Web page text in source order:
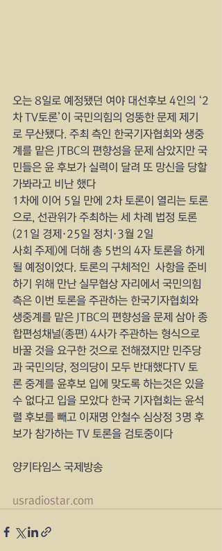
오는 8일로 예정됐던 여야 대선후보 4인의 ‘2
차 TV토론’이 국민의힘의 엉뚱한 문제 제기
로 무산됐다. 주최 측인 한국기자협회와 생중
계를 맡은 JTBC의 편향성을 문제 삼았지만 국
민들은 윤 후보가 실력이 달려 또 망신을 당할
가봐라고 비난 했다
1차에 이어 5일 만에 2차 토론이 열리는 토론
으로, 선관위가 주최하는 세 차례 법정 토론
(21일 경제·25일 정치·3월 2일
사회 주제)에 더해 총 5번의 4자 토론을 하게
될 예정이었다. 토론의 구체적인  사항을 준비
하기 위해 만난 실무협상 자리에서 국민의힘
측은 이번 토론을 주관하는 한국기자협회와
생중계를 맡은 JTBC의 편향성을 문제 삼아 종
합편성채널(종편) 4사가 주관하는 형식으로
바꿀 것을 요구한 것으로 전해졌지만 민주당
과 국민의당, 정의당이 모두 반대했다TV 토
론 중계를 윤후보 입에 맞도록 하는것은 있을
수 없다고 입을 모았다 한국 기자협회는 윤석
렬 후보를 빼고 이재명 안철수 심상정 3명 후
보가 참가하는 TV 토론을 검토중이다
양키타임스 국제방송
usradiostar.com